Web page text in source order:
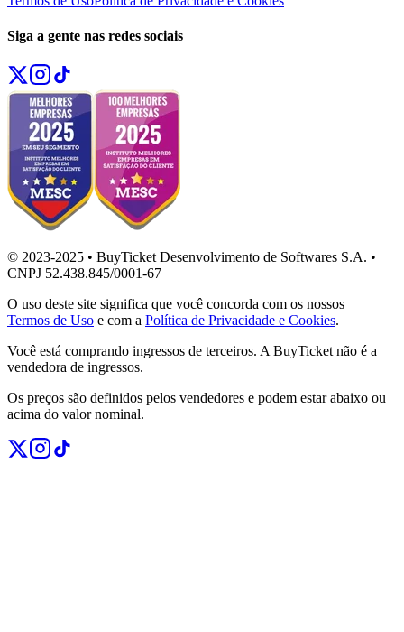
Siga a gente nas redes sociais
© 2023-2025 • BuyTicket Desenvolvimento de Softwares S.A. •
CNPJ 52.438.845/0001-67
O uso deste site significa que você concorda com os nossos
Termos de Uso e com a Política de Privacidade e Cookies.
Você está comprando ingressos de terceiros. A BuyTicket não é a
vendedora de ingressos.
Os preços são definidos pelos vendedores e podem estar abaixo ou
acima do valor nominal.